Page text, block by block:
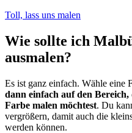
Toll, lass uns malen
Wie sollte ich
ausmalen?
Es ist ganz einfach. Wähle eine
dann einfach auf den
Farbe malen möchtest. Du
vergrößern, damit auch die
werden können.